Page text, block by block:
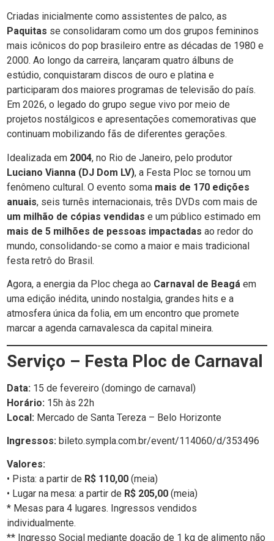
Criadas inicialmente como assistentes de palco, as
Paquitas se consolidaram como um dos grupos femininos
mais icônicos do pop brasileiro entre as décadas de 1980 e
2000. Ao longo da carreira, lançaram quatro álbuns de
estúdio, conquistaram discos de ouro e platina e
participaram dos maiores programas de televisão do país.
Em 2026, o legado do grupo segue vivo por meio de
projetos nostálgicos e apresentações comemorativas que
continuam mobilizando fãs de diferentes gerações.
Idealizada em 2004, no Rio de Janeiro, pelo produtor
Luciano Vianna (DJ Dom LV), a Festa Ploc se tornou um
fenômeno cultural. O evento soma mais de 170 edições
anuais, seis turnês internacionais, três DVDs com mais de
um milhão de cópias vendidas e um público estimado em
mais de 5 milhões de pessoas impactadas ao redor do
mundo, consolidando-se como a maior e mais tradicional
festa retrô do Brasil.
Agora, a energia da Ploc chega ao Carnaval de Beagá em
uma edição inédita, unindo nostalgia, grandes hits e a
atmosfera única da folia, em um encontro que promete
marcar a agenda carnavalesca da capital mineira.
Serviço – Festa Ploc de Carnaval
Data: 15 de fevereiro (domingo de carnaval)
Horário: 15h às 22h
Local: Mercado de Santa Tereza – Belo Horizonte
Ingressos: bileto.sympla.com.br/event/114060/d/353496
Valores:
• Pista: a partir de R$ 110,00 (meia)
• Lugar na mesa: a partir de R$ 205,00 (meia)
* Mesas para 4 lugares. Ingressos vendidos
individualmente.
** Ingresso Social mediante doação de 1 kg de alimento não